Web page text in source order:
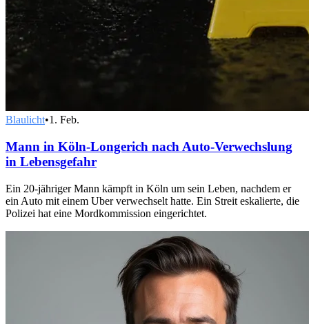
Blaulicht•1. Feb.
Mann in Köln-Longerich nach Auto-Verwechslung
in Lebensgefahr
Ein 20-jähriger Mann kämpft in Köln um sein Leben, nachdem er
ein Auto mit einem Uber verwechselt hatte. Ein Streit eskalierte, die
Polizei hat eine Mordkommission eingerichtet.